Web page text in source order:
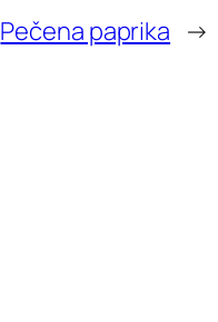
Pečena paprika →